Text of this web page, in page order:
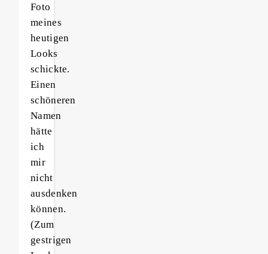
Foto
meines
heutigen
Looks
schickte.
Einen
schöneren
Namen
hätte
ich
mir
nicht
ausdenken
können.
(Zum
gestrigen